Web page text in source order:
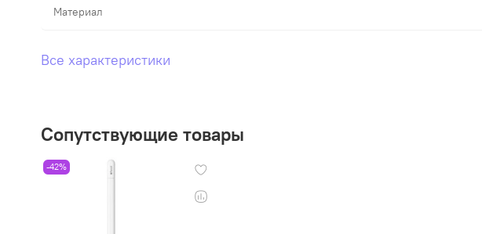
Материал
Все характеристики
Сопутствующие товары
-42%